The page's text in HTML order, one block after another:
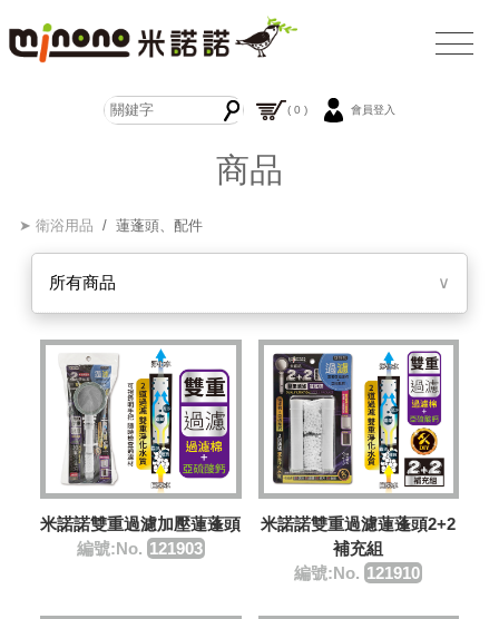
( 0 ) 會員登入
商品
➤ 衛浴用品 / 蓮蓬頭、配件
所有商品 ∨
米諾諾雙重過濾加壓蓮蓬頭
編號:No. 121903
米諾諾雙重過濾蓮蓬頭2+2
補充組
編號:No. 121910